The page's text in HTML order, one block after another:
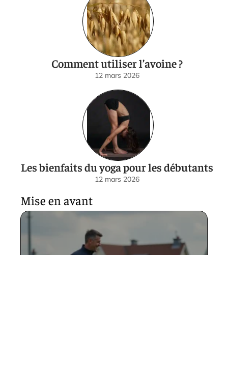
Comment utiliser l’avoine ?
12 mars 2026
Les bienfaits du yoga pour les débutants
12 mars 2026
Mise en avant